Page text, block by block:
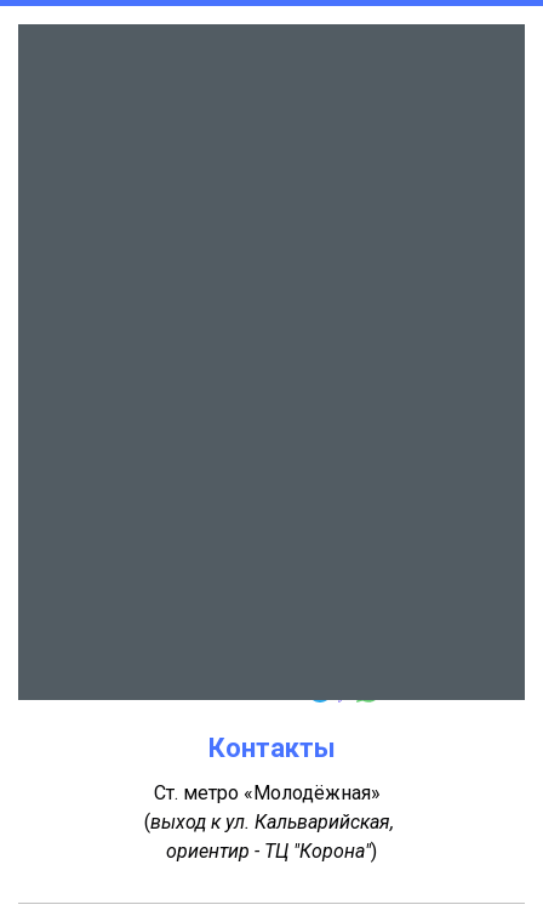
Контакты
Ст. метро «Молодёжная»
(выход к ул. Кальварийская,
ориентир - ТЦ "Корона")